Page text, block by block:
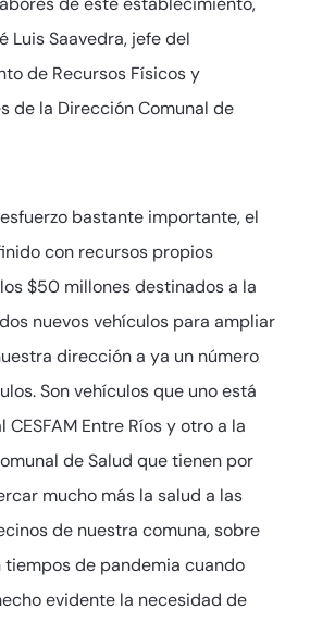
Luis Saavedra, jefe del
de Recursos Físicos y
de la Dirección Comunal de
bastante importante, el
con recursos propios
$50 millones destinados a la
nuevos vehículos para ampliar
dirección a ya un número
Son vehículos que uno está
Entre Ríos y otro a la
de Salud que tienen por
mucho más la salud a las
de nuestra comuna, sobre
tiempos de pandemia cuando
evidente la necesidad de